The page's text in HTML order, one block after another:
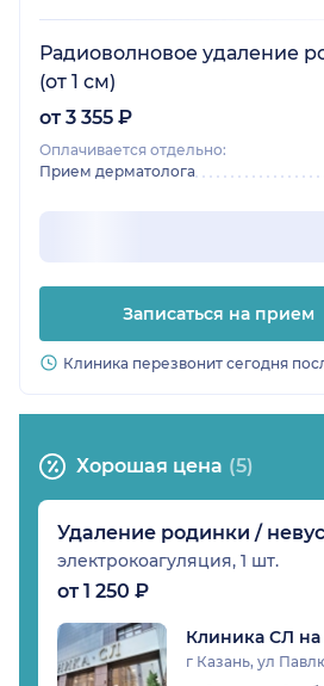
Радиоволновое удаление
(от 1 см)
от 3 355 ₽
Оплачивается отдельно:
Прием дерматолога
Записаться на прием
Клиника перезвонит сегодня
Хорошая цена (5)
Удаление родинки /
электрокоагуляция, 1 шт.
от 1 250 ₽
Клиника СЛ
г Казань, ул